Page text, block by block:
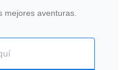
mejores aventuras.